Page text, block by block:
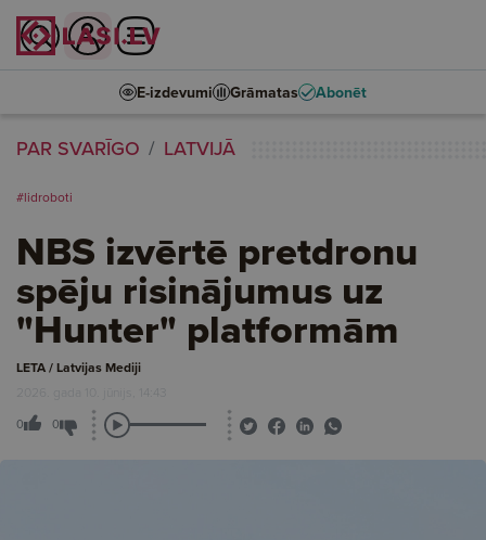
E-izdevumi Grāmatas Abonēt
PAR SVARĪGO LATVIJĀ
#lidroboti
NBS izvērtē pretdronu
spēju risinājumus uz
"Hunter" platformām
LETA / Latvijas Mediji
2026. gada 10. jūnijs, 14:43
0 0